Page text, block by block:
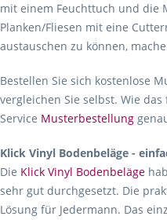
mit einem Feuchttuch und die
Planken/Fliesen mit eine
austauschen zu können,
Bestellen Sie sich kostenlose
vergleichen Sie selbst. Wie
Service Musterbestellung
Klick Vinyl Bodenbeläge -
Die Klick Vinyl Bodenbeläge
sehr gut durchgesetzt. Die
Lösung für Jedermann. Das